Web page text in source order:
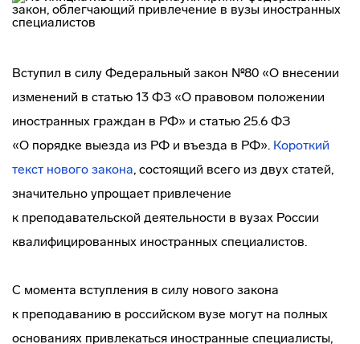
Вступил в силу Федеральный закон №80 «О внесении
изменений в статью 13 ФЗ «О правовом положении
иностранных граждан в РФ» и статью 25.6 ФЗ
«О порядке выезда из РФ и въезда в РФ». Короткий
текст нового закона, состоящий всего из двух статей,
значительно упрощает привлечение
к преподавательской деятельности в вузах России
квалифицированных иностранных специалистов.
С момента вступления в силу нового закона
к преподаванию в российском вузе могут на полных
основаниях привлекаться иностранные специалисты,